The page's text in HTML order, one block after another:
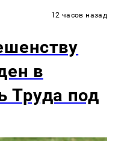
12 часов назад
в
Труда под